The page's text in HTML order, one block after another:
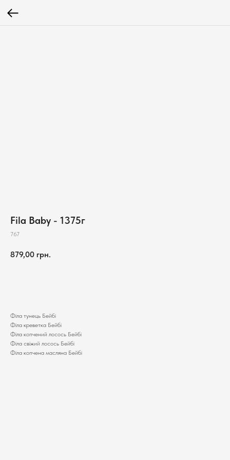
Fila Baby - 1375г
767
879,00 грн.
Філа тунець Бейбі
Філа креветка Бейбі
Філа копчений лосось Бейбі
Філа свіжий лосось Бейбі
Філа копчена масляна Бейбі